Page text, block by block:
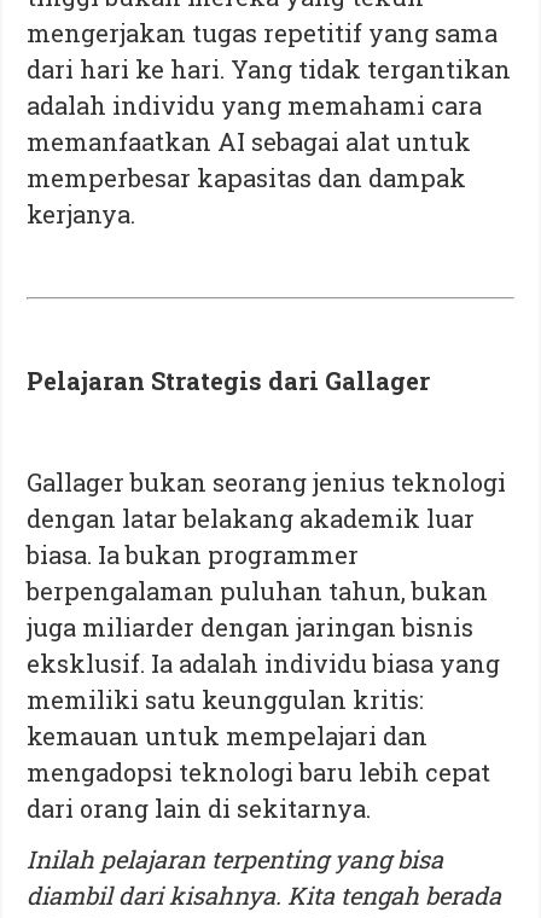
mengerjakan tugas repetitif yang sama
dari hari ke hari. Yang tidak tergantikan
adalah individu yang memahami cara
memanfaatkan AI sebagai alat untuk
memperbesar kapasitas dan dampak
kerjanya.
Pelajaran Strategis dari Gallager
Gallager bukan seorang jenius teknologi
dengan latar belakang akademik luar
biasa. Ia bukan programmer
berpengalaman puluhan tahun, bukan
juga miliarder dengan jaringan bisnis
eksklusif. Ia adalah individu biasa yang
memiliki satu keunggulan kritis:
kemauan untuk mempelajari dan
mengadopsi teknologi baru lebih cepat
dari orang lain di sekitarnya.
Inilah pelajaran terpenting yang bisa
diambil dari kisahnya. Kita tengah berada